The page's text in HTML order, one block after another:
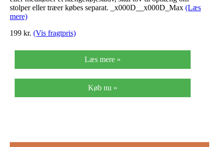
stolper eller træer købes separat. _x000D__x000D_Max (Læs
mere)
199 kr. (Vis fragtpris)
Læs mere »
Køb nu »